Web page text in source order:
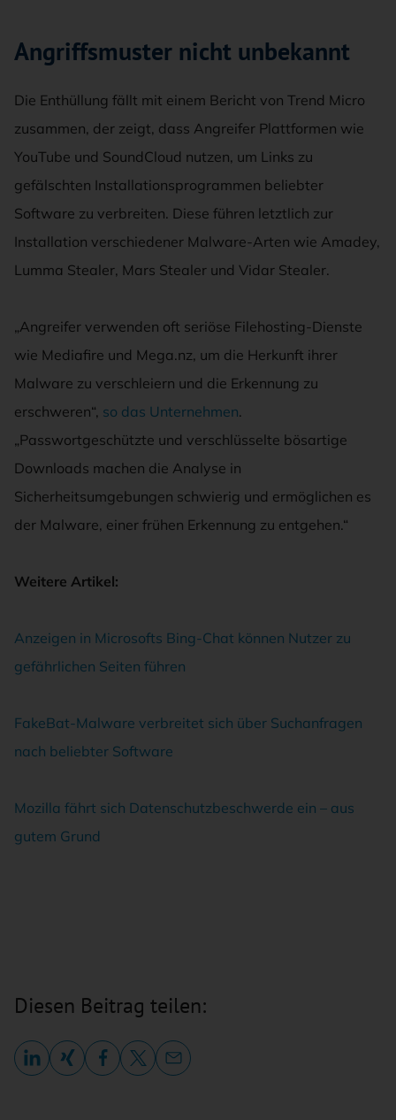
Angriffsmuster nicht unbekannt
Die Enthüllung fällt mit einem Bericht von Trend Micro
zusammen, der zeigt, dass Angreifer Plattformen wie
YouTube und SoundCloud nutzen, um Links zu
gefälschten Installationsprogrammen beliebter
Software zu verbreiten. Diese führen letztlich zur
Installation verschiedener Malware-Arten wie Amadey,
Lumma Stealer, Mars Stealer und Vidar Stealer.
„Angreifer verwenden oft seriöse Filehosting-Dienste
wie Mediafire und Mega.nz, um die Herkunft ihrer
Malware zu verschleiern und die Erkennung zu
erschweren“, so das Unternehmen.
„Passwortgeschützte und verschlüsselte bösartige
Downloads machen die Analyse in
Sicherheitsumgebungen schwierig und ermöglichen es
der Malware, einer frühen Erkennung zu entgehen.“
Weitere Artikel:
Anzeigen in Microsofts Bing-Chat können Nutzer zu
gefährlichen Seiten führen
FakeBat-Malware verbreitet sich über Suchanfragen
nach beliebter Software
Mozilla fährt sich Datenschutzbeschwerde ein – aus
gutem Grund
Diesen Beitrag teilen: